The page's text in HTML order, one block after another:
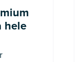
hele